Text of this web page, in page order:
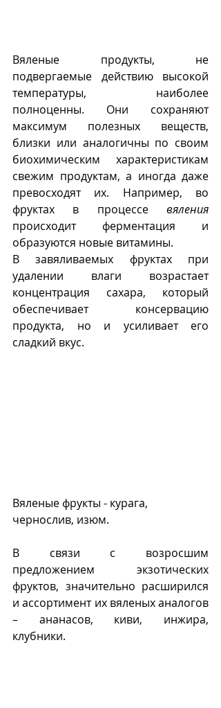
Вяленые продукты, не
подвергаемые действию высокой
температуры, наиболее
полноценны. Они сохраняют
максимум полезных веществ,
близки или аналогичны по своим
биохимическим характеристикам
свежим продуктам, а иногда даже
превосходят их. Например, во
фруктах в процессе
происходит ферментация и
образуются новые витамины.
В завяливаемых фруктах при
удалении влаги возрастает
концентрация сахара, который
обеспечивает консервацию
продукта, но и усиливает его
сладкий вкус.
Вяленые фрукты - курага,
чернослив, изюм.
В связи с возросшим
предложением экзотических
фруктов, значительно расширился
и ассортимент их вяленых аналогов
– ананасов, киви, инжира,
клубники.